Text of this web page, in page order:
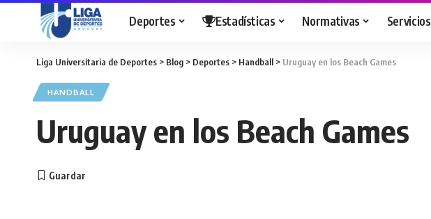
Deportes Estadísticas Normativas Servicios
Liga Universitaria de Deportes > Blog > Deportes > Handball > Uruguay en los Beach Games
HANDBALL
Uruguay en los Beach Games